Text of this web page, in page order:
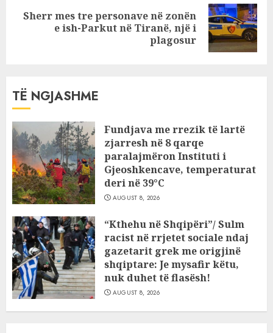
Next
Sherr mes tre personave në zonën
e ish-Parkut në Tiranë, një i
plagosur
TË NGJASHME
Fundjava me rrezik të lartë
zjarresh në 8 qarqe
paralajmëron Instituti i
Gjeoshkencave, temperaturat
deri në 39°C
AUGUST 8, 2026
“Kthehu në Shqipëri”/ Sulm
racist në rrjetet sociale ndaj
gazetarit grek me origjinë
shqiptare: Je mysafir këtu,
nuk duhet të flasësh!
AUGUST 8, 2026